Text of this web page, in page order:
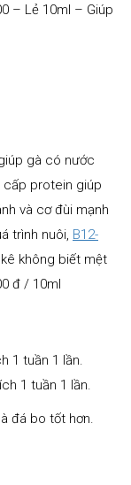
– Lẻ 10ml – Giúp
gà có nước
cấp protein giúp
và cơ đùi mạnh
trình nuôi, B12-
không biết mệt
đ / 10ml
1 tuần 1 lần.
1 tuần 1 lần.
đá bo tốt hơn.